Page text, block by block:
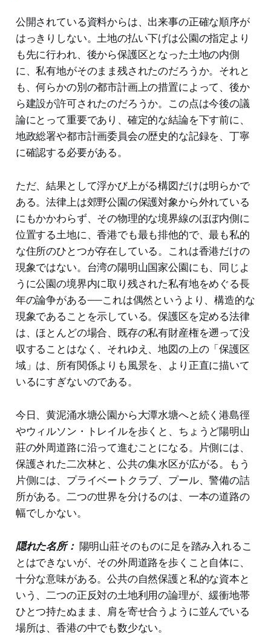
公開されている資料からは、出来事の正確な順序が
はっきりしない。土地の払い下げは公園の指定より
も先に行われ、後から保護区となった土地の内側
に、私有地がそのまま残されたのだろうか。それと
も、何らかの別の都市計画上の措置によって、後か
ら建設が許可されたのだろうか。この点は今後の議
論にとって重要であり、確定的な結論を下す前に、
地政総署や都市計画委員会の歴史的な記録を、丁寧
に確認する必要がある。
ただ、結果として浮かび上がる構図だけは明らかで
ある。法律上は郊野公園の保護対象から外れている
にもかかわらず、その物理的な境界線のほぼ内側に
位置する土地に、香港でも最も排他的で、最も私的
な住所のひとつが存在している。これは香港だけの
現象ではない。台湾の陽明山国家公園にも、同じよ
うに公園の境界内に取り残された私有地をめぐる長
年の論争がある——これは偶然というより、構造的な
現象であることを示している。保護区を定める法律
は、ほとんどの場合、既存の私有財産権を遡って没
収することはなく、それゆえ、地図の上の「保護区
域」は、所有関係よりも風景を、より正直に描いて
いるにすぎないのである。
今日、黄泥涌水塘公園から大潭水塘へと続く港島徑
やウィルソン・トレイルを歩くと、ちょうど陽明山
莊の外周道路に沿って進むことになる。片側には、
保護された二次林と、公共の集水区が広がる。もう
片側には、プライベートクラブ、プール、警備の詰
所がある。二つの世界を分けるのは、一本の道路の
幅でしかない。
隠れた名所： 陽明山莊そのものに足を踏み入れるこ
とはできないが、その外周道路を歩くこと自体に、
十分な意味がある。公共の自然保護と私的な資本と
いう、二つの正反対の土地利用の論理が、緩衝地帯
ひとつ持たぬまま、肩を寄せ合うように並んでいる
場所は、香港の中でも数少ない。